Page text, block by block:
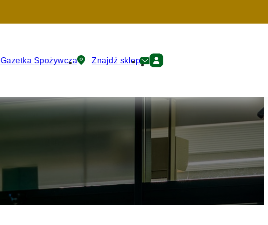
Gazetka Spożywcza Znajdź sklep